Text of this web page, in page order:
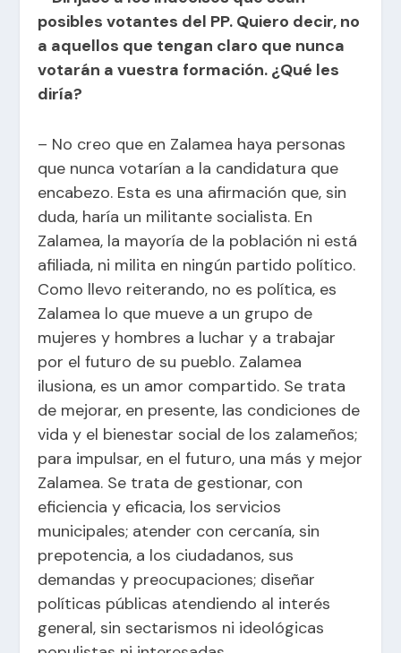
posibles votantes del PP. Quiero decir, no
a aquellos que tengan claro que nunca
votarán a vuestra formación. ¿Qué les
diría?
– No creo que en Zalamea haya personas
que nunca votarían a la candidatura que
encabezo. Esta es una afirmación que, sin
duda, haría un militante socialista. En
Zalamea, la mayoría de la población ni está
afiliada, ni milita en ningún partido político.
Como llevo reiterando, no es política, es
Zalamea lo que mueve a un grupo de
mujeres y hombres a luchar y a trabajar
por el futuro de su pueblo. Zalamea
ilusiona, es un amor compartido. Se trata
de mejorar, en presente, las condiciones de
vida y el bienestar social de los zalameños;
para impulsar, en el futuro, una más y mejor
Zalamea. Se trata de gestionar, con
eficiencia y eficacia, los servicios
municipales; atender con cercanía, sin
prepotencia, a los ciudadanos, sus
demandas y preocupaciones; diseñar
políticas públicas atendiendo al interés
general, sin sectarismos ni ideológicas